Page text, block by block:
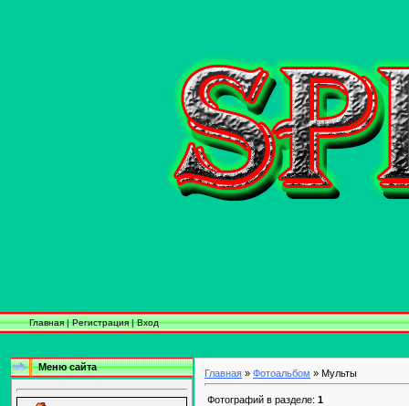
Главная|Регистрация|Вход
Меню сайта
Главная » Фотоальбом » Мульты
Фотографий в разделе: 1